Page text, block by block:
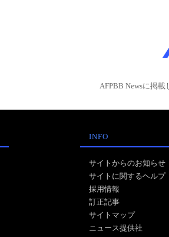
AFPBB Newsに掲
INFO
サイトからのお知らせ
サイトに関するヘルプ
採用情報
訂正記事
サイトマップ
ニュース提供社